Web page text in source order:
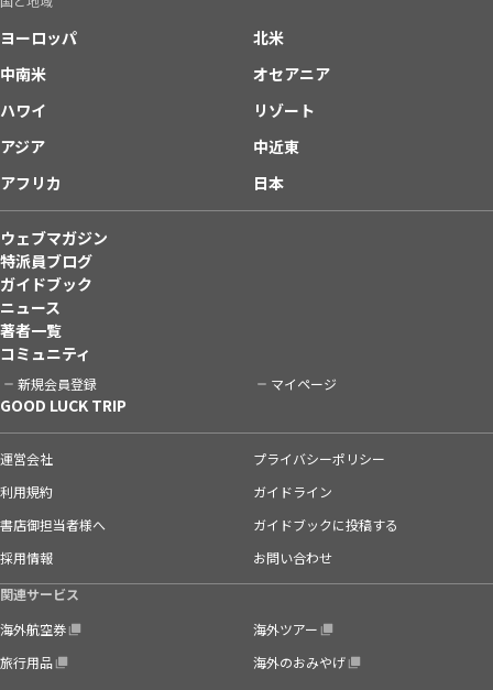
ヨーロッパ
北米
中南米
オセアニア
ハワイ
リゾート
アジア
中近東
アフリカ
日本
ウェブマガジン
特派員ブログ
ガイドブック
ニュース
著者一覧
コミュニティ
新規会員登録 マイページ
GOOD LUCK TRIP
運営会社
プライバシーポリシー
利用規約
ガイドライン
書店御担当者様へ
ガイドブックに投稿する
採用情報
お問い合わせ
関連サービス
海外航空券
海外ツアー
旅行用品
海外のおみやげ